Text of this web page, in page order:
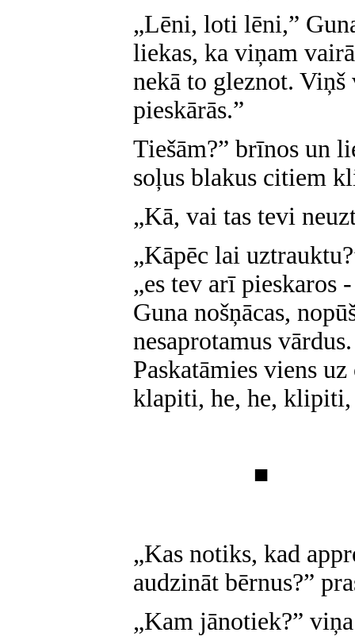
„Lēni, loti lēni,”
liekas, ka viņam
nekā to gleznot. Viņš
pieskārās.”
Tiešām?” brīnos un
soļus blakus citiem
„Kā, vai tas tevi
„Kāpēc lai
„es tev arī pieskaros
Guna nošņācas,
nesaprotamus
Paskatāmies viens
klapiti, he, he,
■
„Kas notiks, kad
audzināt bērnus?”
„Kam jānotiek?”